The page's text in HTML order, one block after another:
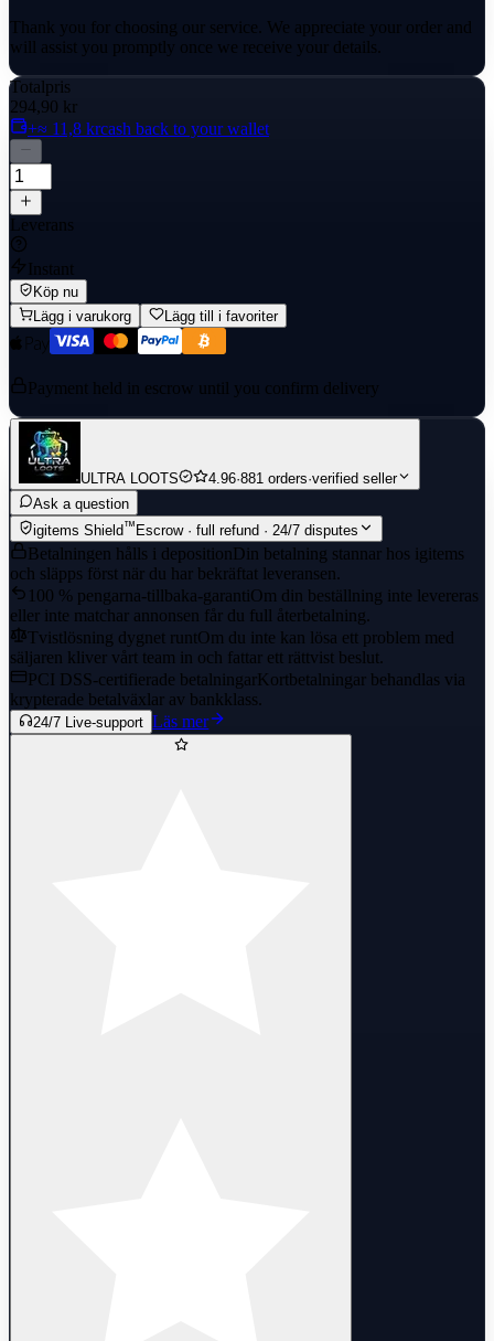
Thank you for choosing our service. We appreciate your order and
will assist you promptly once we receive your details.
Totalpris
294,90 kr
+≈ 11,8 krcash back to your wallet
Leverans
Instant
Köp nu
Lägg i varukorg
Lägg till i favoriter
Payment held in escrow until you confirm delivery
ULTRA LOOTS 4.96·881 orders·verified seller
Ask a question
igitems Shield™Escrow · full refund · 24/7 disputes
Betalningen hålls i depositionDin betalning stannar hos igitems
och släpps först när du har bekräftat leveransen.
100 % pengarna-tillbaka-garantiOm din beställning inte levereras
eller inte matchar annonsen får du full återbetalning.
Tvistlösning dygnet runtOm du inte kan lösa ett problem med
säljaren kliver vårt team in och fattar ett rättvist beslut.
PCI DSS-certifierade betalningarKortbetalningar behandlas via
krypterade betalväxlar av bankklass.
24/7 Live-support Läs mer